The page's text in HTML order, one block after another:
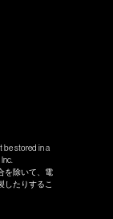
be stored in a
を除いて、電
したりするこ